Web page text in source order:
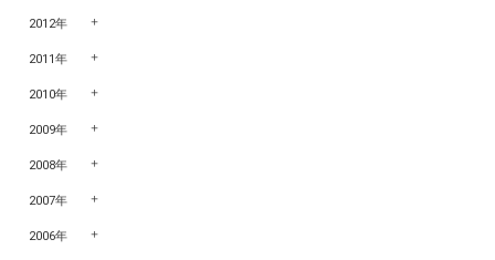
2012年
2011年
2010年
2009年
2008年
2007年
2006年